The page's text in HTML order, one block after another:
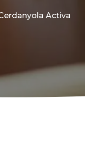
Activa